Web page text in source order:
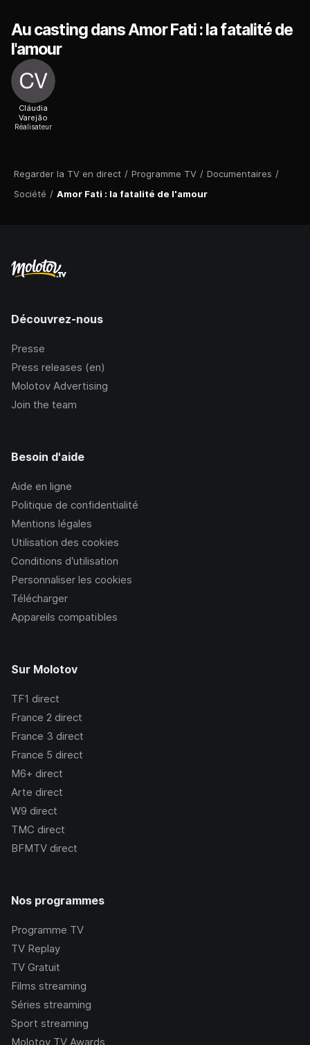
Regarder la TV en direct / Programme TV / Documentaires /
Société / Amor Fati : la fatalité de l'amour
Au casting dans Amor Fati : la fatalité de
l'amour
Cláudia
Varejão
Réalisateur
Découvrez-nous
Presse
Press releases (en)
Molotov Advertising
Join the team
Besoin d'aide
Aide en ligne
Politique de confidentialité
Mentions légales
Utilisation des cookies
Conditions d’utilisation
Personnaliser les cookies
Télécharger
Appareils compatibles
Sur Molotov
TF1 direct
France 2 direct
France 3 direct
France 5 direct
M6+ direct
Arte direct
W9 direct
TMC direct
BFMTV direct
Nos programmes
Programme TV
TV Replay
TV Gratuit
Films streaming
Séries streaming
Sport streaming
Molotov TV Awards